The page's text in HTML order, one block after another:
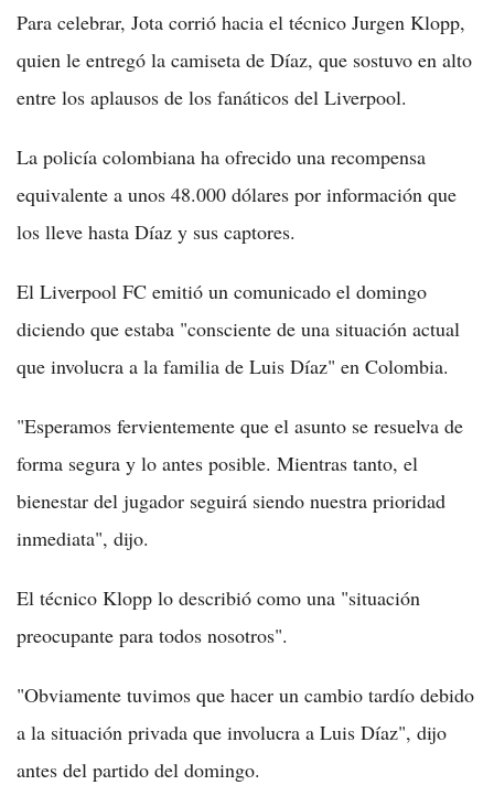
Para celebrar, Jota corrió hacia el técnico Jurgen Klopp,
quien le entregó la camiseta de Díaz, que sostuvo en alto
entre los aplausos de los fanáticos del Liverpool.
La policía colombiana ha ofrecido una recompensa
equivalente a unos 48.000 dólares por información que
los lleve hasta Díaz y sus captores.
El Liverpool FC emitió un comunicado el domingo
diciendo que estaba "consciente de una situación actual
que involucra a la familia de Luis Díaz" en Colombia.
"Esperamos fervientemente que el asunto se resuelva de
forma segura y lo antes posible. Mientras tanto, el
bienestar del jugador seguirá siendo nuestra prioridad
inmediata", dijo.
El técnico Klopp lo describió como una "situación
preocupante para todos nosotros".
"Obviamente tuvimos que hacer un cambio tardío debido
a la situación privada que involucra a Luis Díaz", dijo
antes del partido del domingo.